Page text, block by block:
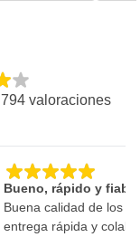
794 valoraciones
Bueno, rápido y fiable
Buena calidad de los
entrega rápida y